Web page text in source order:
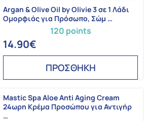
120 points
Argan & Olive Oil by Olivie 3 σε 1 Λάδι
Ομορφιάς για Πρόσωπο, Σώμ …
14.90€
ΠΡΟΣΘΗΚΗ
Mastic Spa Aloe Anti Aging Cream
24ωρη Κρέμα Προσώπου για Αντιγήρ
…